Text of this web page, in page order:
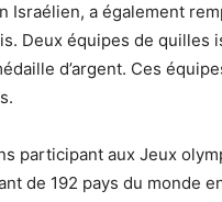
Israélien, a également
Deux équipes de
d’argent. Ces
participant aux Jeux
de 192 pays du monde